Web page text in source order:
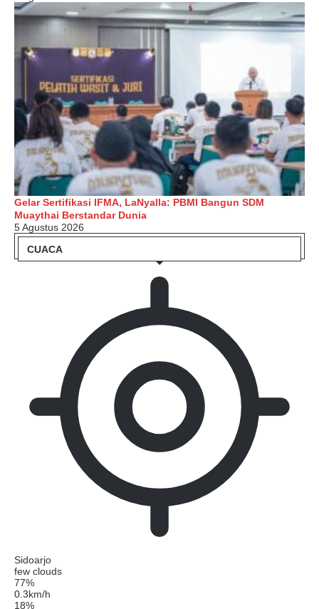
Gelar Sertifikasi IFMA, LaNyalla: PBMI Bangun SDM
Muaythai Berstandar Dunia
5 Agustus 2026
CUACA
Sidoarjo
few clouds
77%
0.3km/h
18%